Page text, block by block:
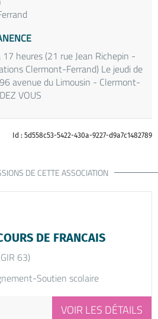
heures (21 rue Jean Richepin -
Clermont-Ferrand) Le jeudi de
avenue du Limousin - Clermont-
VOUS
Id : 5d558c53-5422-430a-9227-d9a7c1482789
DE CETTE ASSOCIATION
DE FRANCAIS
63)
Soutien scolaire
VOIR LES DÉTAILS